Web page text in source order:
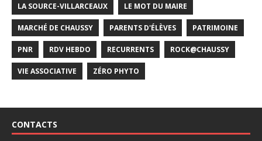
LA SOURCE-VILLARCEAUX LE MOT DU MAIRE
MARCHÉ DE CHAUSSY PARENTS D'ÉLÈVES PATRIMOINE
PNR RDV HEBDO RECURRENTS ROCK@CHAUSSY
VIE ASSOCIATIVE ZÉRO PHYTO
CONTACTS